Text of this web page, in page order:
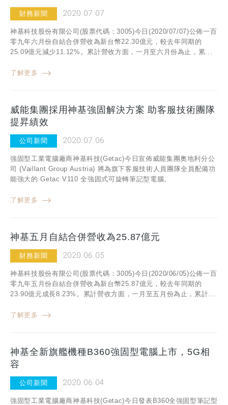
財務新聞 2020.07.07
神基科技股份有限公司(股票代碼：3005)今日(2020/07/07)公佈一百
零九年六月份自結合併營收為新台幣22.30億元，較去年同期的
25.09億元減少11.12%。累計營收方面，一月至六月份為止，累...
了解更多
威能集團採用神基強固解決方案 助客服技術團隊
提昇績效
公司新聞 2020.07.06
強固型工業電腦廠商神基科技(Getac)今日宣佈威能集團奧地利分公
司 (Vaillant Group Austria) 將為旗下客服技術人員團隊全員配備功
能強大的 Getac V110 全強固式可旋轉筆記型電腦。
了解更多
神基五月自結合併營收為25.87億元
財務新聞 2020.06.05
神基科技股份有限公司(股票代碼：3005)今日(2020/06/05)公佈一百
零九年五月份自結合併營收為新台幣25.87億元，較去年同期的
23.90億元成長8.23%。累計營收方面，一月至五月份為止，累計...
了解更多
神基全新旗艦機種B360強固型電腦上市，5G相
容
公司新聞 2020.06.04
強固型工業電腦廠商神基科技(Getac)今日發表B360全強固型筆記型